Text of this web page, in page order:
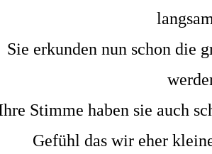
Sie erkunden nun schon die
Stimme haben sie auch
Gefühl das wir eher